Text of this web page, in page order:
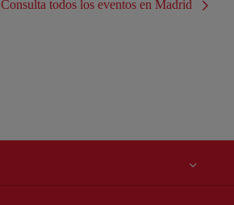
Consulta todos los eventos en Madrid